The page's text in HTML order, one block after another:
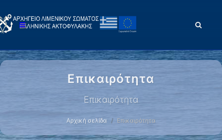
Επικαιρότητα
Επικαιρότητα
Αρχική σελίδα Επικαιρότητα